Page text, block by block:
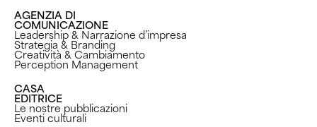
AGENZIA DI
COMUNICAZIONE
Leadership & Narrazione d’impresa
Strategia & Branding
Creatività & Cambiamento
Perception Management ​
CASA
EDITRICE
Le nostre pubblicazioni
Eventi culturali